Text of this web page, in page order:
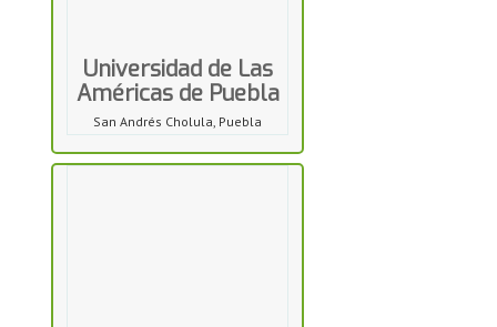
Universidad de Las
Américas de Puebla
San Andrés Cholula, Puebla